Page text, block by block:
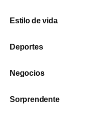
Estilo de vida
Deportes
Negocios
Sorprendente